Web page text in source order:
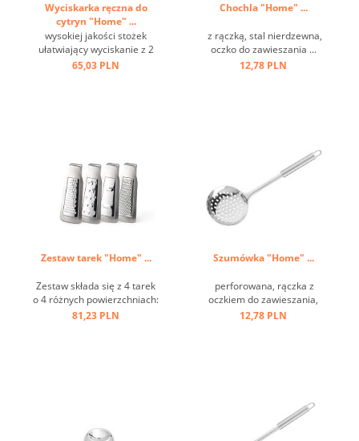
Wyciskarka ręczna do
cytryn "Home" ...
wysokiej jakości stożek
ułatwiający wyciskanie z 2
wylewkami i szerokimi
65,03 PLN
Chochla "Home" ...
z rączką, stal nierdzewna,
oczko do zawieszania ...
12,78 PLN
Zestaw tarek "Home" ...
Zestaw składa się z 4 tarek
o 4 różnych powierzchniach:
grubej, średniej, koronowej i
81,23 PLN
Szumówka "Home" ...
perforowana, rączka z
oczkiem do zawieszania,
stal nierdzewna ...
12,78 PLN